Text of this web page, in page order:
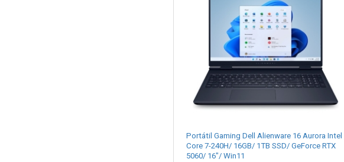
Portátil Gaming Dell Alienware 16 Aurora Intel
Core 7-240H/ 16GB/ 1TB SSD/ GeForce RTX
5060/ 16"/ Win11